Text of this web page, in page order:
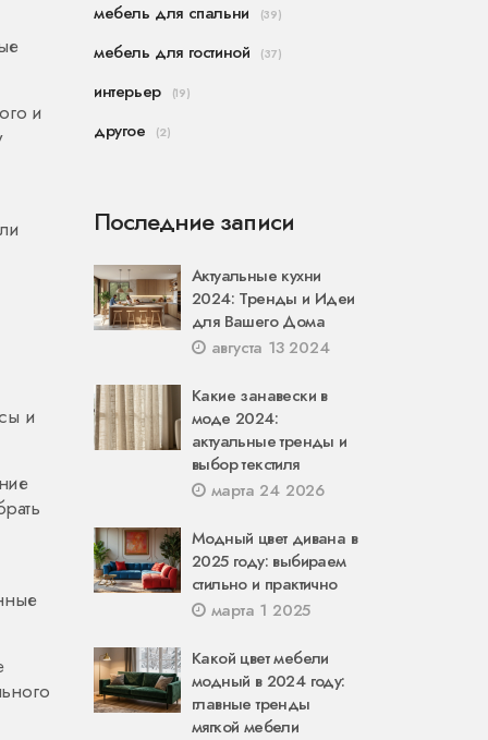
и
и
мебель для спальни (39)
мебель для гостиной (37)
интерьер (19)
другое (2)
Последние записи
Актуальные кухни
2024: Тренды и Идеи
для Вашего Дома
августа 13 2024
Какие занавески в
моде 2024:
актуальные тренды и
выбор текстиля
марта 24 2026
Модный цвет дивана в
2025 году: выбираем
стильно и практично
марта 1 2025
Какой цвет мебели
модный в 2024 году:
главные тренды
мягкой мебели